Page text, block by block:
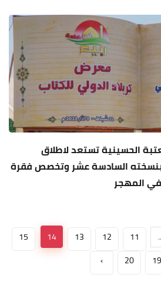
العتبة الحسينية تستعد لاطلاق
بنسخته السادسة عشر وتخصص فقرة
في المهجر
11
12
13
14
15
19
20
›